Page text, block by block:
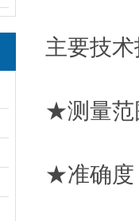
主要技
★测量范
★准确度